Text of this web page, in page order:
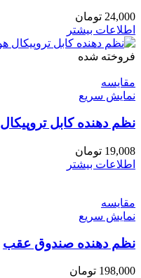
24,000 تومان
اطلاعات بیشتر
فروخته شده
مقايسه
نمایش سریع
نظم دهنده کابل تروپیکال
19,008 تومان
اطلاعات بیشتر
مقايسه
نمایش سریع
نظم دهنده صندوق عقب
198,000 تومان